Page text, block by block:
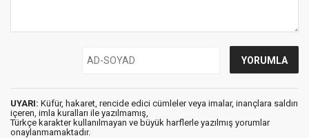
UYARI: Küfür, hakaret, rencide edici cümleler veya imalar, inançlara saldırı
içeren, imla kuralları ile yazılmamış,
Türkçe karakter kullanılmayan ve büyük harflerle yazılmış yorumlar
onaylanmamaktadır.